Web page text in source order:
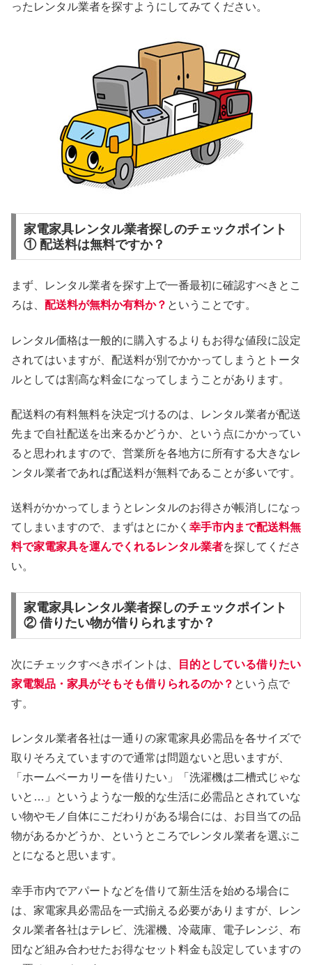
ったレンタル業者を探すようにしてみてください。
家電家具レンタル業者探しのチェックポイント
① 配送料は無料ですか？
まず、レンタル業者を探す上で一番最初に確認すべきとこ
ろは、 配送料が無料か有料か？ ということです。
レンタル価格は一般的に購入するよりもお得な値段に設定
されてはいますが、配送料が別でかかってしまうとトータ
ルとしては割高な料金になってしまうことがあります。
配送料の有料無料を決定づけるのは、レンタル業者が配送
先まで自社配送を出来るかどうか、という点にかかってい
ると思われますので、営業所を各地方に所有する大きなレ
ンタル業者であれば配送料が無料であることが多いです。
送料がかかってしまうとレンタルのお得さが帳消しになっ
てしまいますので、まずはとにかく 幸手市内まで配送料無
料で家電家具を運んでくれるレンタル業者を探してくださ
い。
家電家具レンタル業者探しのチェックポイント
② 借りたい物が借りられますか？
次にチェックすべきポイントは、
目的としている借りたい
家電製品・家具がそもそも借りられるのか？ という点で
す。
レンタル業者各社は一通りの家電家具必需品を各サイズで
取りそろえていますので通常は問題ないと思いますが、
「ホームベーカリーを借りたい」「洗濯機は二槽式じゃな
いと…」というような一般的な生活に必需品とされていな
い物やモノ自体にこだわりがある場合には、お目当ての品
物があるかどうか、というところでレンタル業者を選ぶこ
とになると思います。
幸手市内でアパートなどを借りて新生活を始める場合に
は、家電家具必需品を一式揃える必要がありますが、レン
タル業者各社はテレビ、洗濯機、冷蔵庫、電子レンジ、布
団など組み合わせたお得なセット料金も設定していますの